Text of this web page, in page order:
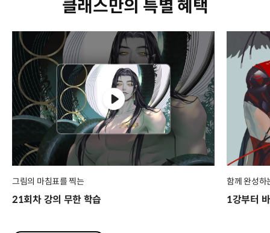
클래스만의 특별 혜택
그림의 마침표를 찍는
21회차 강의 무한 학습
함께 완성하
1강부터